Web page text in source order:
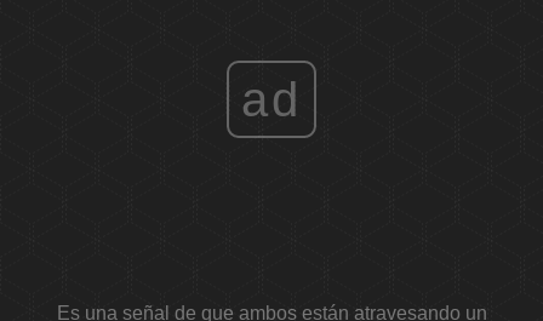
ad
Es una señal de que ambos están atravesando un